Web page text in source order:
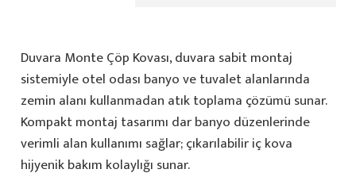
Duvara Monte Çöp Kovası, duvara sabit montaj
sistemiyle otel odası banyo ve tuvalet alanlarında
zemin alanı kullanmadan atık toplama çözümü sunar.
Kompakt montaj tasarımı dar banyo düzenlerinde
verimli alan kullanımı sağlar; çıkarılabilir iç kova
hijyenik bakım kolaylığı sunar.